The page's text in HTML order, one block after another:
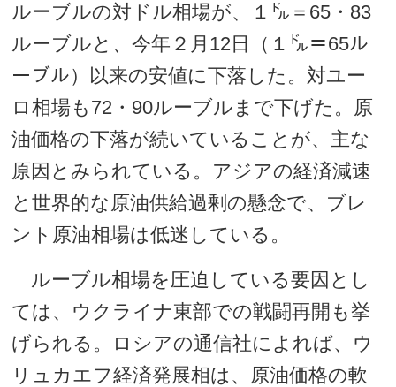
ルーブルの対ドル相場が、１㌦＝65・83
ルーブルと、今年２月12日（１㌦＝65ル
ーブル）以来の安値に下落した。対ユー
ロ相場も72・90ルーブルまで下げた。原
油価格の下落が続いていることが、主な
原因とみられている。アジアの経済減速
と世界的な原油供給過剰の懸念で、ブレ
ント原油相場は低迷している。
ルーブル相場を圧迫している要因とし
ては、ウクライナ東部での戦闘再開も挙
げられる。ロシアの通信社によれば、ウ
リュカエフ経済発展相は、原油価格の軟